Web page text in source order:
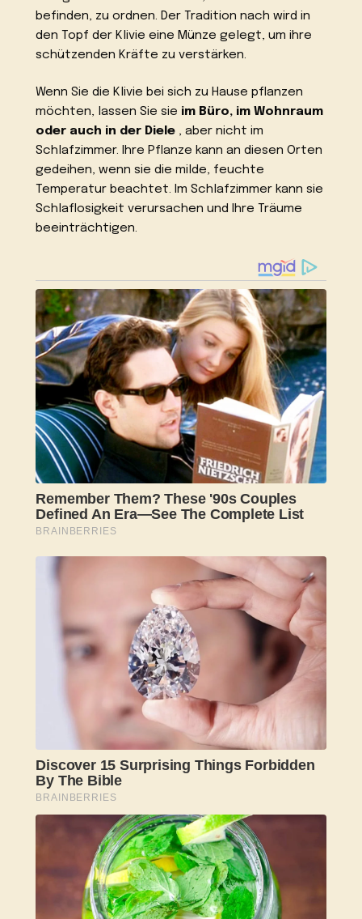
befinden, zu ordnen. Der Tradition nach wird in
den Topf der Klivie eine Münze gelegt, um ihre
schützenden Kräfte zu verstärken.
Wenn Sie die Klivie bei sich zu Hause pflanzen
möchten, lassen Sie sie im Büro, im Wohnraum
oder auch in der Diele , aber nicht im
Schlafzimmer. Ihre Pflanze kann an diesen Orten
gedeihen, wenn sie die milde, feuchte
Temperatur beachtet. Im Schlafzimmer kann sie
Schlaflosigkeit verursachen und Ihre Träume
beeinträchtigen.